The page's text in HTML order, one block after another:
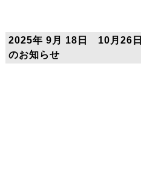
2025年 9月 18日 10月26
のお知らせ